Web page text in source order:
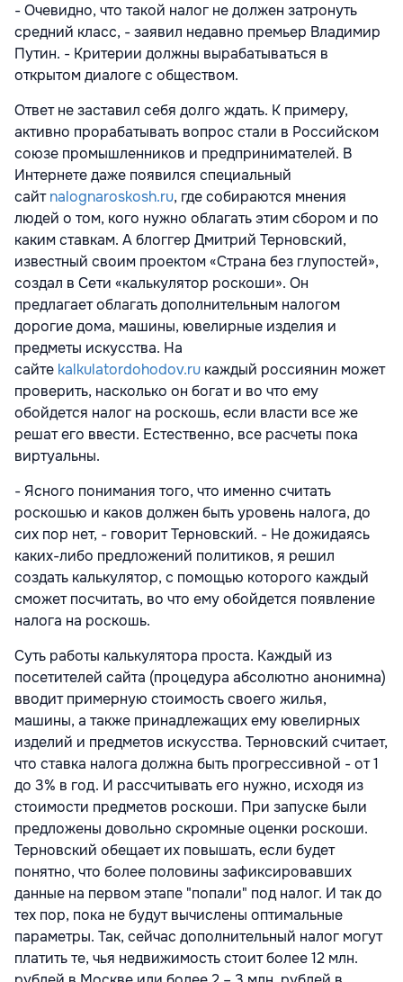
- Очевидно, что такой налог не должен затронуть
средний класс, - заявил недавно премьер Владимир
Путин. - Критерии должны вырабатываться в
открытом диалоге с обществом.
Ответ не заставил себя долго ждать. К примеру,
активно прорабатывать вопрос стали в Российском
союзе промышленников и предпринимателей. В
Интернете даже появился специальный
сайтnalognaroskosh.ru, где собираются мнения
людей о том, кого нужно облагать этим сбором и по
каким ставкам. А блоггер Дмитрий Терновский,
известный своим проектом «Страна без глупостей»,
создал в Сети «калькулятор роскоши». Он
предлагает облагать дополнительным налогом
дорогие дома, машины, ювелирные изделия и
предметы искусства. На
сайте kalkulatordohodov.ru каждый россиянин может
проверить, насколько он богат и во что ему
обойдется налог на роскошь, если власти все же
решат его ввести. Естественно, все расчеты пока
виртуальны.
- Ясного понимания того, что именно считать
роскошью и каков должен быть уровень налога, до
сих пор нет, - говорит Терновский. - Не дожидаясь
каких-либо предложений политиков, я решил
создать калькулятор, с помощью которого каждый
сможет посчитать, во что ему обойдется появление
налога на роскошь.
Суть работы калькулятора проста. Каждый из
посетителей сайта (процедура абсолютно анонимна)
вводит примерную стоимость своего жилья,
машины, а также принадлежащих ему ювелирных
изделий и предметов искусства. Терновский считает,
что ставка налога должна быть прогрессивной - от 1
до 3% в год. И рассчитывать его нужно, исходя из
стоимости предметов роскоши. При запуске были
предложены довольно скромные оценки роскоши.
Терновский обещает их повышать, если будет
понятно, что более половины зафиксировавших
данные на первом этапе "попали" под налог. И так до
тех пор, пока не будут вычислены оптимальные
параметры. Так, сейчас дополнительный налог могут
платить те, чья недвижимость стоит более 12 млн.